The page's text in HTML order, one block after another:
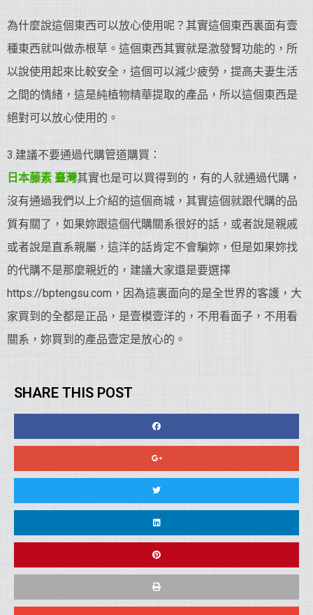
為什麼說這個東西可以放心使用呢？其實這個東西裏面有壹
種東西就叫做赤根草。這個東西其實就是激發腎功能的，所
以說使用起來比較安全，這個可以減少疲勞，提高夫妻生活
之間的情緒，這是純植物精華提取的產品，所以這個東西是
絕對可以放心使用的。
3.建議不要通過代購管道購買：
日本藤素 臺灣其實也是可以買得到的，有的人就通過代購，
沒有通過我們以上介紹的這個商城，其實這個就跟代購的品
質有關了，如果妳跟這個代購關系很好的話，或者說是親戚
或者說是直系親屬，這洋的話肯定不會騙妳，但是如果妳找
的代購不是那麼親近的，建議大家還是要選擇
https://bptengsu.com，因為這裏面向的是全世界的客護，大
家買到的全都是正品，是壹模壹洋的，不用看面子，不用看
關系，妳買到的產品壹定是放心的。
SHARE THIS POST